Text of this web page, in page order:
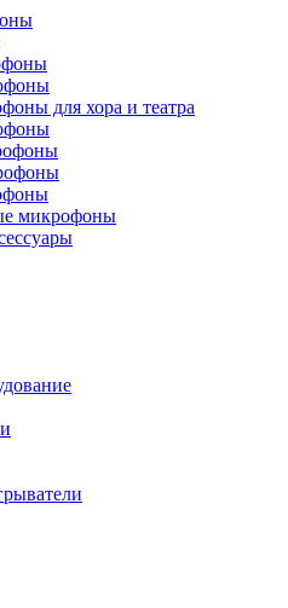
для хора и театра
микрофоны